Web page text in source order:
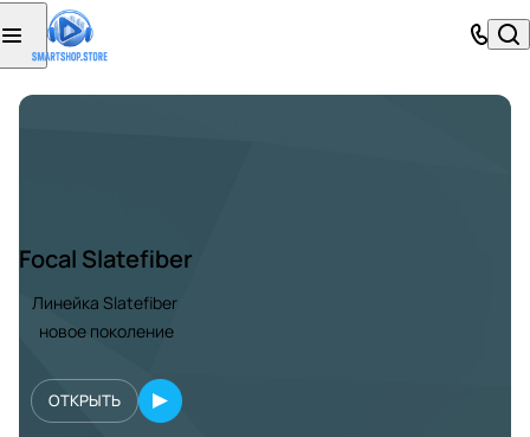
Focal Slatefiber
Линейка Slatefiber
новое поколение
ОТКРЫТЬ